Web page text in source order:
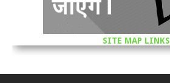
SITE MAP LINKS